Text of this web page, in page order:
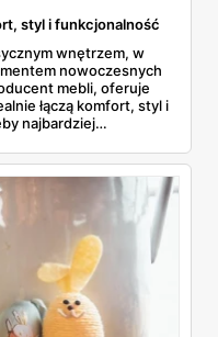
styl i funkcjonalność
wnętrzem, w
nowoczesnych
mebli, oferuje
łączą komfort, styl i
najbardziej